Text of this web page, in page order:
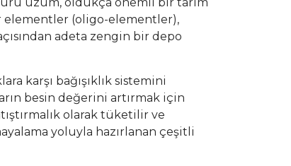
üzüm, oldukça önemli bir tarım
(oligo-elementler),
adeta zengin bir depo
karşı bağışıklık sistemini
besin değerini artırmak için
olarak tüketilir ve
yoluyla hazırlanan çeşitli